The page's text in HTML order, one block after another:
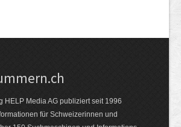
HELP Media AG publiziert seit 1996
für Schweizerinnen und